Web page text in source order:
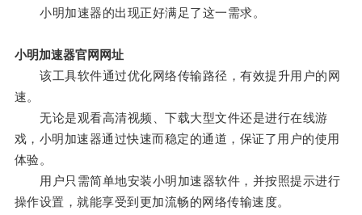
小明加速器的出现正好满足了这一需求。
小明加速器官网网址
该工具软件通过优化网络传输路径，有效提升用户的网
速。
无论是观看高清视频、下载大型文件还是进行在线游
戏，小明加速器通过快速而稳定的通道，保证了用户的使用
体验。
用户只需简单地安装小明加速器软件，并按照提示进行
操作设置，就能享受到更加流畅的网络传输速度。